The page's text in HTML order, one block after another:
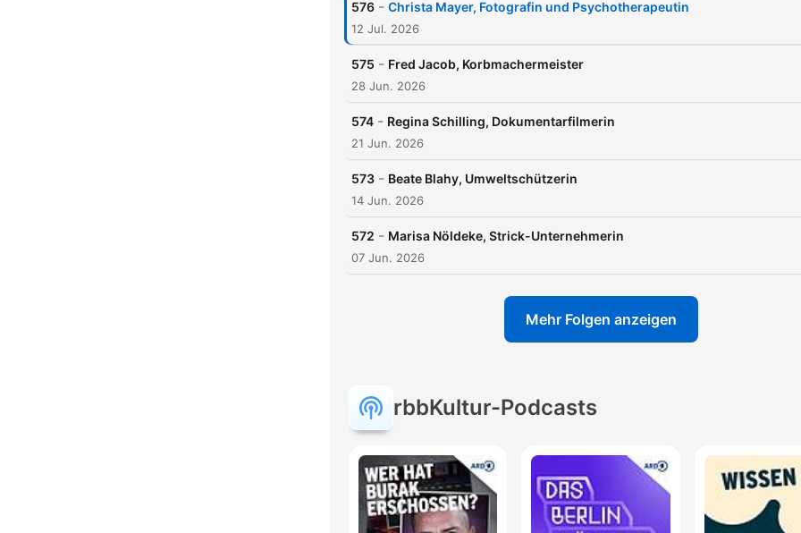
576 - Christa Mayer, Fotografin und Psychotherapeutin
12 Jul. 2026
575 - Fred Jacob, Korbmachermeister
28 Jun. 2026
574 - Regina Schilling, Dokumentarfilmerin
21 Jun. 2026
573 - Beate Blahy, Umweltschützerin
14 Jun. 2026
572 - Marisa Nöldeke, Strick-Unternehmerin
07 Jun. 2026
Mehr Folgen anzeigen
rbbKultur-Podcasts